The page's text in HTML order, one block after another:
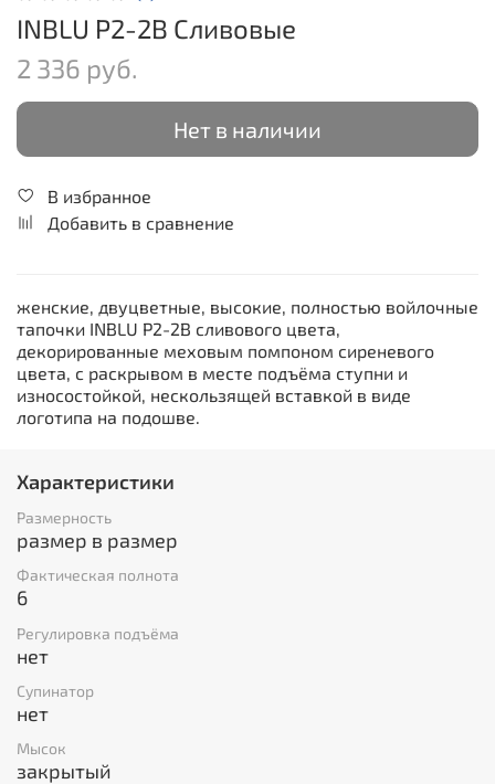
INBLU P2-2B Сливовые
2 336 руб.
Нет в наличии
В избранное
Добавить в сравнение
женские, двуцветные, высокие, полностью войлочные
тапочки INBLU P2-2B сливового цвета,
декорированные меховым помпоном сиреневого
цвета, с раскрывом в месте подъёма ступни и
износостойкой, нескользящей вставкой в виде
логотипа на подошве.
Характеристики
Размерность
размер в размер
Фактическая полнота
6
Регулировка подъёма
нет
Супинатор
нет
Мысок
закрытый